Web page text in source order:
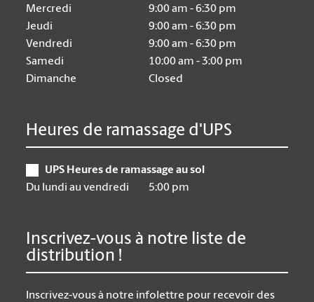
Mercredi
9:00 am - 6:30 pm
Jeudi
9:00 am - 6:30 pm
Vendredi
9:00 am - 6:30 pm
Samedi
10:00 am - 3:00 pm
Dimanche
Closed
Heures de ramassage d'UPS
UPS Heures de ramassage au sol
Du lundi au vendredi
5:00 pm
Inscrivez-vous à notre liste de
distribution !
Inscrivez-vous à notre infolettre pour recevoir des